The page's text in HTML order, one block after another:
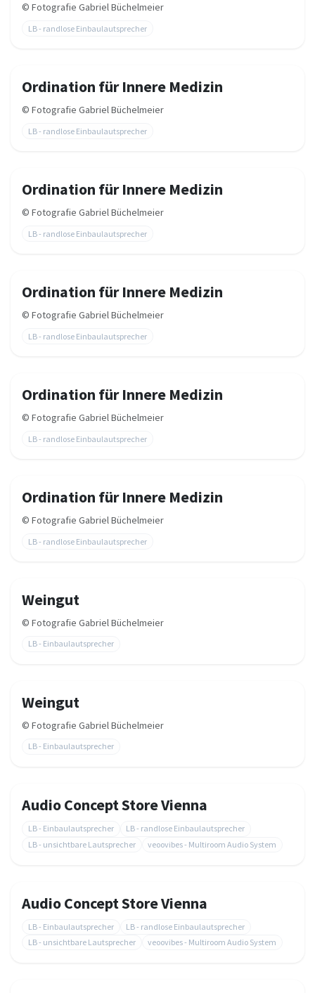
© Fotografie Gabriel Büchelmeier
LB - randlose Einbaulautsprecher
Ordination für Innere Medizin
© Fotografie Gabriel Büchelmeier
LB - randlose Einbaulautsprecher
Ordination für Innere Medizin
© Fotografie Gabriel Büchelmeier
LB - randlose Einbaulautsprecher
Ordination für Innere Medizin
© Fotografie Gabriel Büchelmeier
LB - randlose Einbaulautsprecher
Ordination für Innere Medizin
© Fotografie Gabriel Büchelmeier
LB - randlose Einbaulautsprecher
Ordination für Innere Medizin
© Fotografie Gabriel Büchelmeier
LB - randlose Einbaulautsprecher
Weingut
© Fotografie Gabriel Büchelmeier
LB - Einbaulautsprecher
Weingut
© Fotografie Gabriel Büchelmeier
LB - Einbaulautsprecher
Audio Concept Store Vienna
LB - Einbaulautsprecher
LB - randlose Einbaulautsprecher
LB - unsichtbare Lautsprecher
veoovibes - Multiroom Audio System
Audio Concept Store Vienna
LB - Einbaulautsprecher
LB - randlose Einbaulautsprecher
LB - unsichtbare Lautsprecher
veoovibes - Multiroom Audio System